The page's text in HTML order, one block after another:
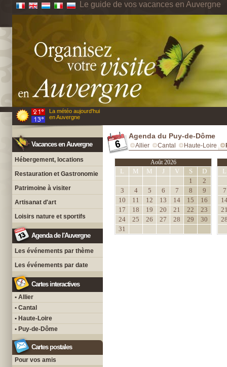
Le guide de vos vacances en Auvergne
La météo aujourd'hui
en Auvergne
Vacances en Auvergne
Hébergement, locations
Restauration et Gastronomie
Patrimoine à visiter
Artisanat d'art
Loisirs nature et sportifs
Agenda de l'Auvergne
Les événements par thème
Les événements par date
Cartes interactives
• Allier
• Cantal
• Haute-Loire
• Puy-de-Dôme
Cartes postales
Pour vos amis
Agenda du Puy-de-Dôme
Allier Cantal Haute-Loire
Août 2026
L M M J V S
D
1
2
3
4 5 6 7 8
9
10
11 12 13 14 15
16
17
18 19 20 21 22
23
24
25 26 27 28 29
30
31
L
7